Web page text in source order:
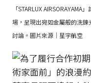
「STARLUX
場，呈現出宛如金屬般的洗
討論。圖片來源｜星宇航空